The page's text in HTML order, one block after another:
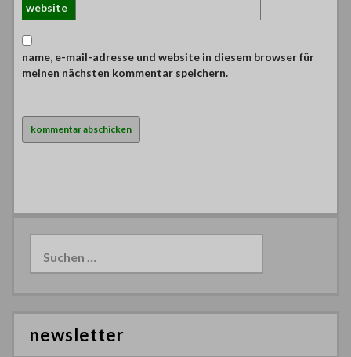
website
name, e-mail-adresse und website in diesem browser für
meinen nächsten kommentar speichern.
newsletter